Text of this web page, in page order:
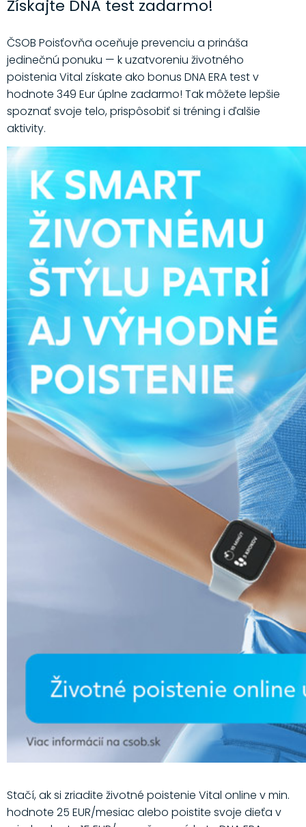
Získajte DNA test zadarmo!
ČSOB Poisťovňa oceňuje prevenciu a prináša
jedinečnú ponuku — k uzatvoreniu životného
poistenia Vital získate ako bonus DNA ERA test v
hodnote 349 Eur úplne zadarmo! Tak môžete lepšie
spoznať svoje telo, prispôsobiť si tréning i ďalšie
aktivity.
Stačí, ak si zriadite životné poistenie Vital online v min.
hodnote 25 EUR/mesiac alebo poistite svoje dieťa v